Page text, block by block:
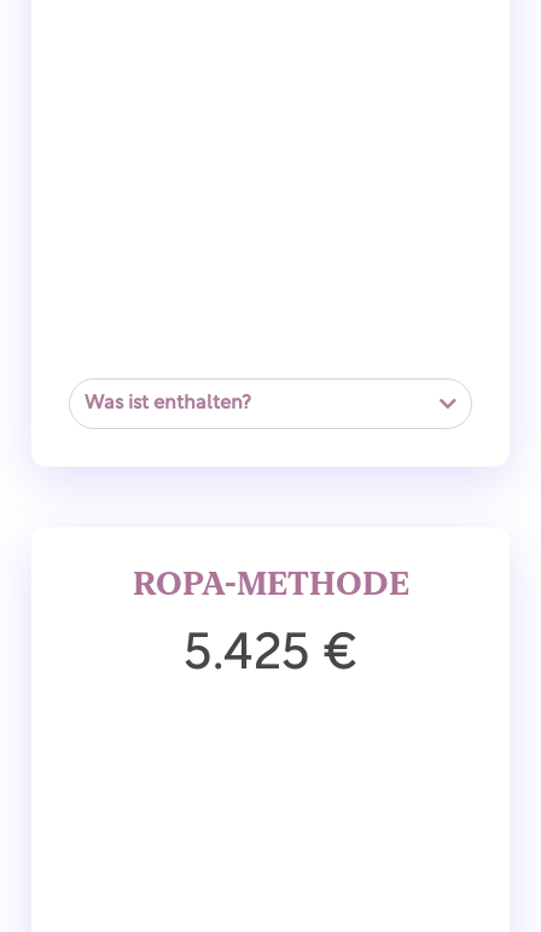
Was ist enthalten?
ROPA-METHODE
5.425 €